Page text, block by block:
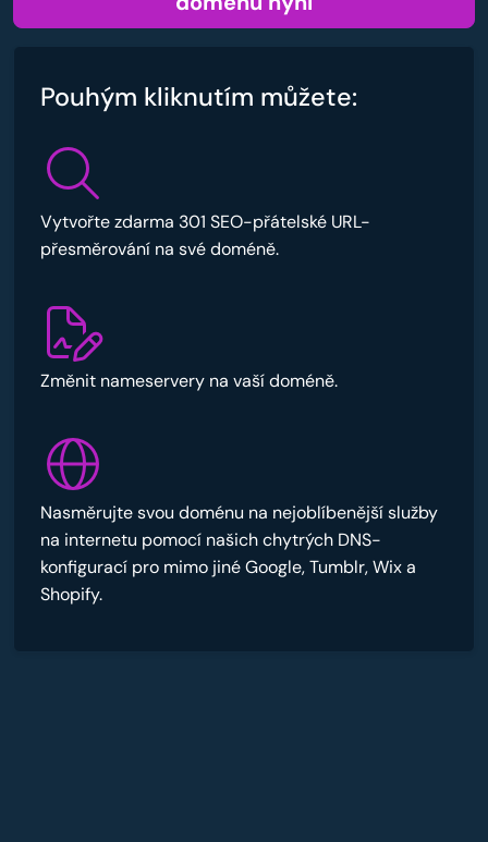
Pouhým kliknutím můžete:
Vytvořte zdarma 301 SEO-přátelské URL-
přesměrování na své doméně.
Změnit nameservery na vaší doméně.
Nasměrujte svou doménu na nejoblíbenější služby
na internetu pomocí našich chytrých DNS-
konfigurací pro mimo jiné Google, Tumblr, Wix a
Shopify.